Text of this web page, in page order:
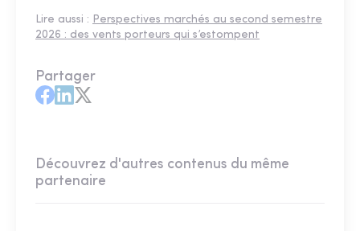
Lire aussi : Perspectives marchés au second semestre
2026 : des vents porteurs qui s’estompent
Partager
Découvrez d'autres contenus du même
partenaire